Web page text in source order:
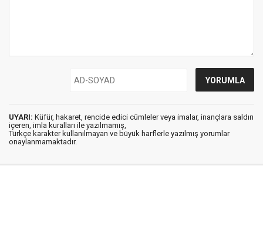
UYARI: Küfür, hakaret, rencide edici cümleler veya imalar, inançlara saldırı
içeren, imla kuralları ile yazılmamış,
Türkçe karakter kullanılmayan ve büyük harflerle yazılmış yorumlar
onaylanmamaktadır.